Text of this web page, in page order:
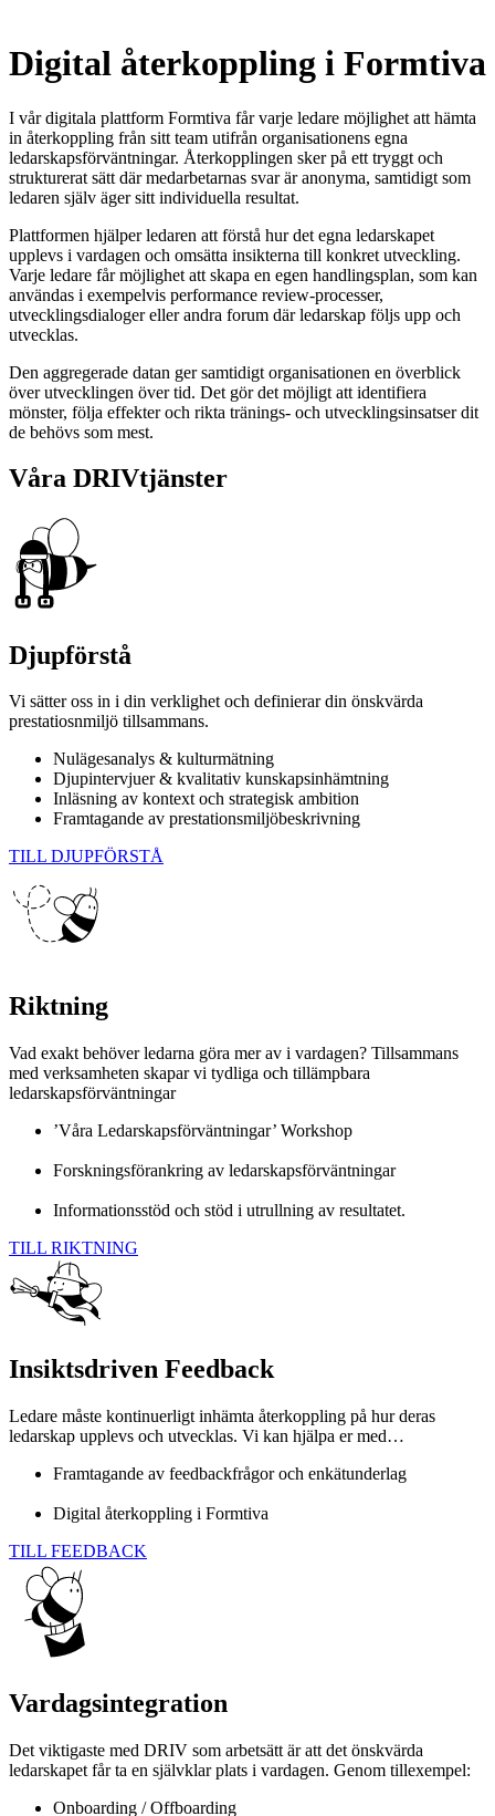
Digital återkoppling i Formtiva
I vår digitala plattform Formtiva får varje ledare möjlighet att hämta
in återkoppling från sitt team utifrån organisationens egna
ledarskapsförväntningar. Återkopplingen sker på ett tryggt och
strukturerat sätt där medarbetarnas svar är anonyma, samtidigt som
ledaren själv äger sitt individuella resultat.
Plattformen hjälper ledaren att förstå hur det egna ledarskapet
upplevs i vardagen och omsätta insikterna till konkret utveckling.
Varje ledare får möjlighet att skapa en egen handlingsplan, som kan
användas i exempelvis performance review-processer,
utvecklingsdialoger eller andra forum där ledarskap följs upp och
utvecklas.
Den aggregerade datan ger samtidigt organisationen en överblick
över utvecklingen över tid. Det gör det möjligt att identifiera
mönster, följa effekter och rikta tränings- och utvecklingsinsatser dit
de behövs som mest.
Våra DRIVtjänster
Djupförstå
Vi sätter oss in i din verklighet och definierar din önskvärda
prestatiosnmiljö tillsammans.
Nulägesanalys & kulturmätning
Djupintervjuer & kvalitativ kunskapsinhämtning
Inläsning av kontext och strategisk ambition
Framtagande av prestationsmiljöbeskrivning
TILL DJUPFÖRSTÅ
Riktning
Vad exakt behöver ledarna göra mer av i vardagen? Tillsammans
med verksamheten skapar vi tydliga och tillämpbara
ledarskapsförväntningar
’Våra Ledarskapsförväntningar’ Workshop
Forskningsförankring av ledarskapsförväntningar
Informationsstöd och stöd i utrullning av resultatet.
TILL RIKTNING
Created by Adriano Vabeni
from the Noun Project
Insiktsdriven Feedback
Ledare måste kontinuerligt inhämta återkoppling på hur deras
ledarskap upplevs och utvecklas. Vi kan hjälpa er med…
Framtagande av feedbackfrågor och enkätunderlag
Digital återkoppling i Formtiva
TILL FEEDBACK
Vardagsintegration
Det viktigaste med DRIV som arbetsätt är att det önskvärda
ledarskapet får ta en självklar plats i vardagen. Genom tillexempel:
Onboarding / Offboarding